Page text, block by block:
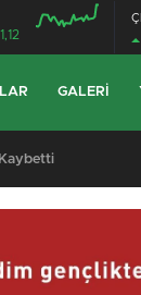
GALERI